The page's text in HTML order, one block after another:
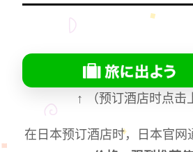
↑ （预订酒店时点
在日本预订酒店时，日本官网